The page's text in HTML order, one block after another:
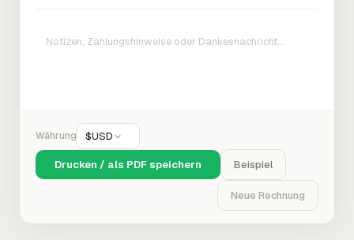
Währung $USD
Drucken / als PDF speichern Beispiel
Neue Rechnung